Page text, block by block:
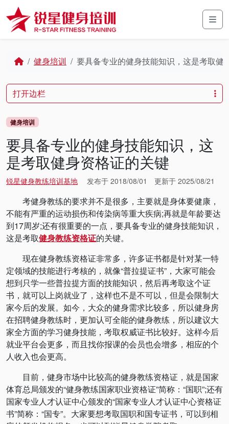
Skip to content
Skip to footer
Home健身培训 要具备专业的健身技能知识，这是考取健
健身培训
要具备专业的健身技能知识，这
是考取健身资格证的关键
锐星健身教练培训基地 发布于 2018/08/01 更新于 2025/08/21
考健身教练的要求并不是很多，主要就是身体要健康，
不能有严重的运动损伤和传染病等重大疾病;再就是年龄要达
到17周岁;还有很重要的一点，要具备专业的健身技能知识，
这是考取健身教练资格证的关键。
现在健身教练资格证非常多，许多证书都是针对某一特
定领域的技能进行考核的，就像“普拉提证书”，大家可能会
想到只学一些普拉提方面的技能知识，然后再考取这个证
书，就可以上岗就业了，这样也不是不可以，但是会限制大
家今后的发展。如今，大众的健身需求比较多，所以健身房
在招聘健身教练时，更加认可全能的健身教练，所以建议大
家全方面的学习健身技能，考取权威证书比较好。这样今后
就业平台会更多，而且找你报课的会员也会增多，相应的个
人收入也会更高。
目前，健身市场中比较高的健身教练资格证，就是国家
体育总局颁发的“健身教练国家职业资格证”简称：“国职”;还有
国家专业人才认证中心颁发的“国家专业人才认证中心资格证
书”简称：“国专”。大家要想考取国职和国专证书，可以到相
打开边栏